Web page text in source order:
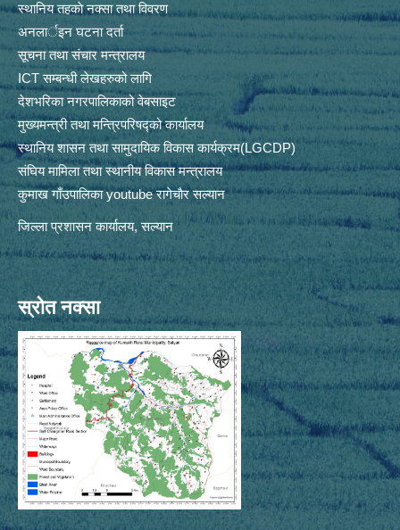
स्थानिय तहकाे नक्सा तथा विवरण
अनलार्इन घटना दर्ता
सूचना तथा संचार मन्त्रालय
ICT सम्बन्धी लेखहरुको लागि
देशभरिका नगरपालिकाको वेबसाइट
मुख्यमन्त्री तथा मन्त्रिपरिषद्को कार्यालय
स्थानिय शासन तथा सामुदायिक विकास कार्यक्रम(LGCDP)
संघिय मामिला तथा स्थानीय विकास मन्त्रालय
कुमाख गाँउपालिका youtube रागेचाैर सल्यान
जिल्ला प्रशासन कार्यालय, सल्यान
स्रोत नक्सा